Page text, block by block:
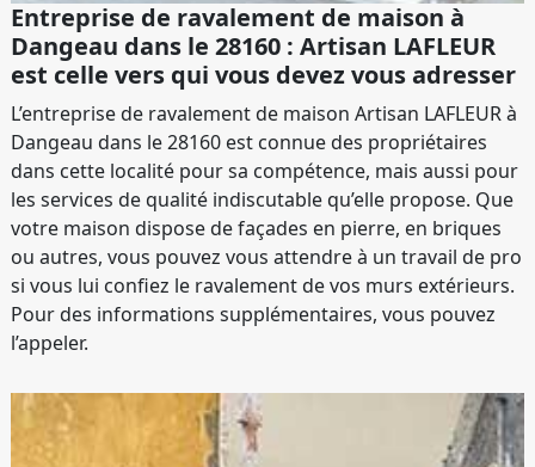
Entreprise de ravalement de maison à
Dangeau dans le 28160 : Artisan LAFLEUR
est celle vers qui vous devez vous adresser
L’entreprise de ravalement de maison Artisan LAFLEUR à
Dangeau dans le 28160 est connue des propriétaires
dans cette localité pour sa compétence, mais aussi pour
les services de qualité indiscutable qu’elle propose. Que
votre maison dispose de façades en pierre, en briques
ou autres, vous pouvez vous attendre à un travail de pro
si vous lui confiez le ravalement de vos murs extérieurs.
Pour des informations supplémentaires, vous pouvez
l’appeler.